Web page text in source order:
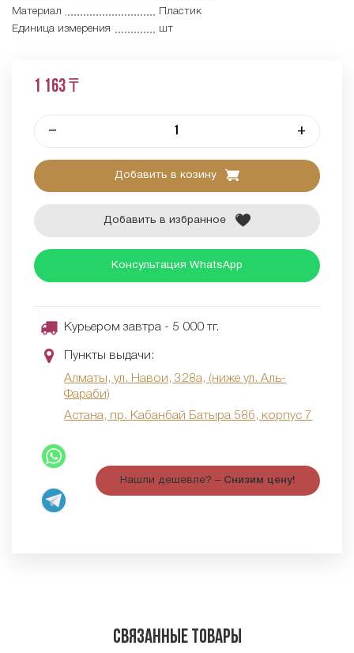
Материал
Пластик
Единица измерения
шт
1 163 ₸
– +
Добавить в козину
Добавить в избранное
Консультация WhatsApp
Курьером завтра - 5 000 тг.
Пункты выдачи:
Алматы, ул. Навои, 328а, (ниже ул. Аль-
Фараби)
Астана, пр. Кабанбай Батыра 58б, корпус 7
Нашли дешевле? – Снизим цену!
Связанные товары